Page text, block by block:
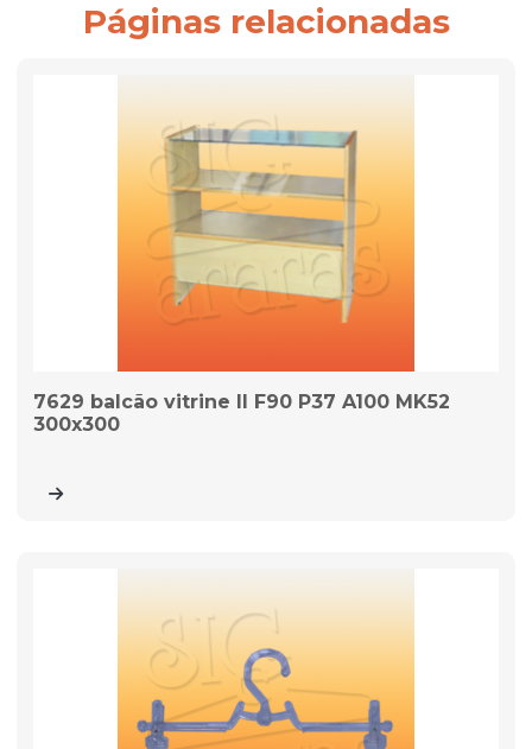
Páginas relacionadas
7629 balcão vitrine II F90 P37 A100 MK52
300x300